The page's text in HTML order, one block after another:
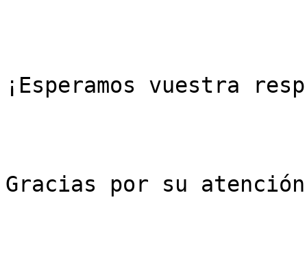
¡Esperamos vuestra
Gracias por su atención